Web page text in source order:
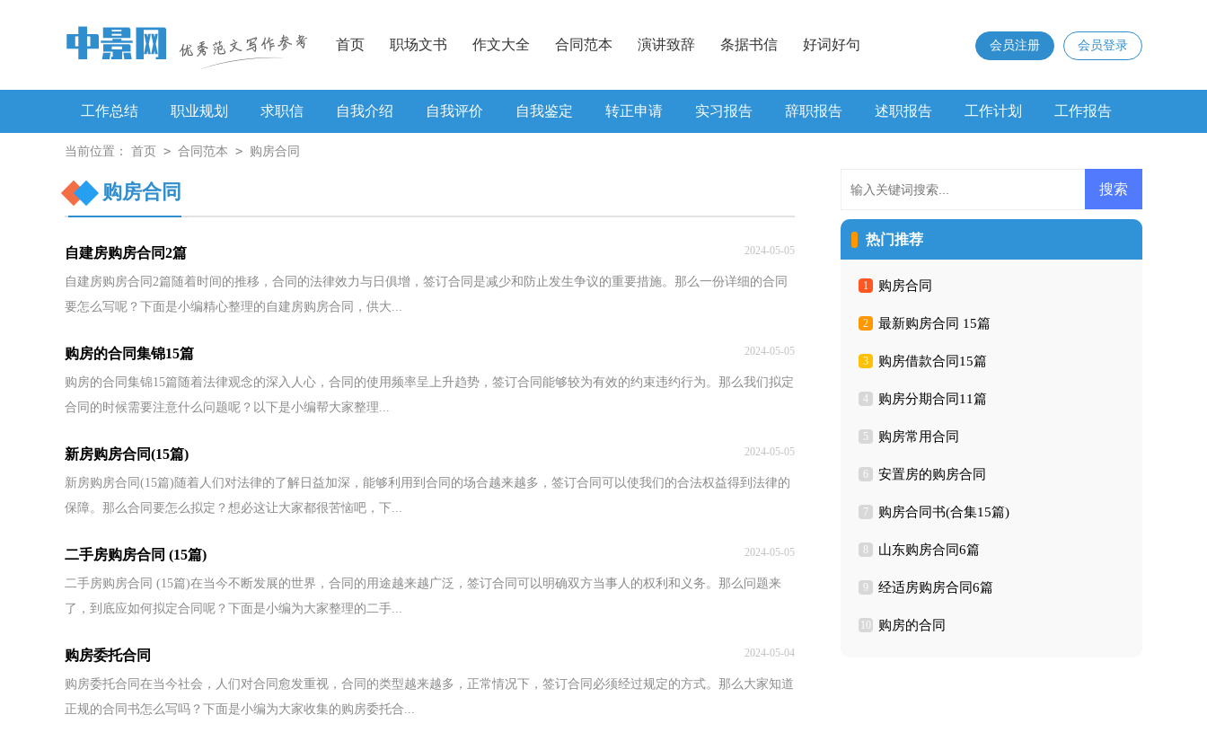
首页 职场文书 作文大全 合同范本 演讲致辞 条据书信 好词好句 会员登录
会员注册
工作总结 职业规划 求职信 自我介绍 自我评价 自我鉴定 转正申请 实习报告 辞职报告 述职报告 工作计划 工作报告
工作方案
当前位置： 首页 > 合同范本 > 购房合同
购房合同
自建房购房合同2篇 2024-05-05
自建房购房合同2篇随着时间的推移，合同的法律效力与日俱增，签订合同是减少和防止发生争议的重要措施。那么一份详细的合同
要怎么写呢？下面是小编精心整理的自建房购房合同，供大...
购房的合同集锦15篇 2024-05-05
购房的合同集锦15篇随着法律观念的深入人心，合同的使用频率呈上升趋势，签订合同能够较为有效的约束违约行为。那么我们拟定
合同的时候需要注意什么问题呢？以下是小编帮大家整理...
新房购房合同(15篇) 2024-05-05
新房购房合同(15篇)随着人们对法律的了解日益加深，能够利用到合同的场合越来越多，签订合同可以使我们的合法权益得到法律的
保障。那么合同要怎么拟定？想必这让大家都很苦恼吧，下...
二手房购房合同 (15篇) 2024-05-05
二手房购房合同 (15篇)在当今不断发展的世界，合同的用途越来越广泛，签订合同可以明确双方当事人的权利和义务。那么问题来
了，到底应如何拟定合同呢？下面是小编为大家整理的二手...
购房委托合同 2024-05-04
购房委托合同在当今社会，人们对合同愈发重视，合同的类型越来越多，正常情况下，签订合同必须经过规定的方式。那么大家知道
正规的合同书怎么写吗？下面是小编为大家收集的购房委托合...
热门推荐
1 购房合同
2 最新购房合同 15篇
3 购房借款合同15篇
4 购房分期合同11篇
5 购房常用合同
6 安置房的购房合同
7 购房合同书(合集15篇)
8 山东购房合同6篇
9 经适房购房合同6篇
10 购房的合同